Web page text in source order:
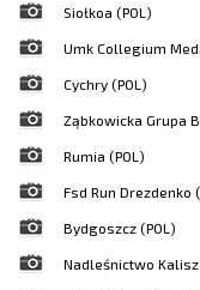
Siołkoa (POL)
Umk Collegium
Cychry (POL)
Ząbkowicka Grupa
Rumia (POL)
Fsd Run Drezdenko
Bydgoszcz (POL)
Nadleśnictwo Kalisz